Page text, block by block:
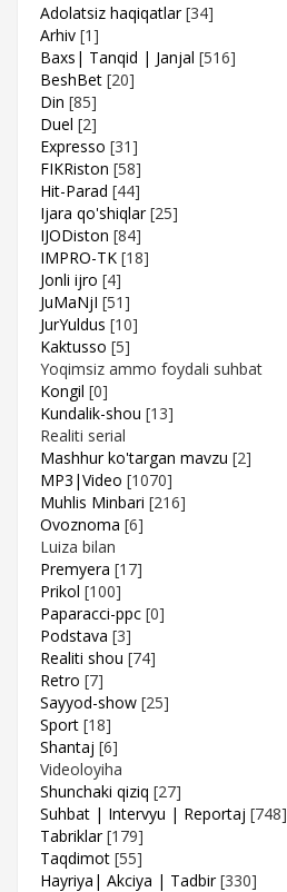
Adolatsiz haqiqatlar [34]
Arhiv [1]
Baxs| Tanqid | Janjal [516]
BeshBet [20]
Din [85]
Duel [2]
Expresso [31]
FIKRiston [58]
Hit-Parad [44]
Ijara qo'shiqlar [25]
IJODiston [84]
IMPRO-TK [18]
Jonli ijro [4]
JuMaNjI [51]
JurYuldus [10]
Kaktusso [5]
Yoqimsiz ammo foydali suhbat
Kongil [0]
Kundalik-shou [13]
Realiti serial
Mashhur ko'targan mavzu [2]
MP3|Video [1070]
Muhlis Minbari [216]
Ovoznoma [6]
Luiza bilan
Premyera [17]
Prikol [100]
Paparacci-ppc [0]
Podstava [3]
Realiti shou [74]
Retro [7]
Sayyod-show [25]
Sport [18]
Shantaj [6]
Videoloyiha
Shunchaki qiziq [27]
Suhbat | Intervyu | Reportaj [748]
Tabriklar [179]
Taqdimot [55]
Hayriya| Akciya | Tadbir [330]